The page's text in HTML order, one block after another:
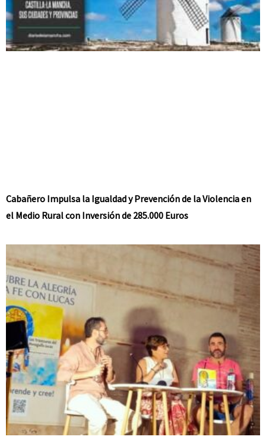
Cabañero Impulsa la Igualdad y Prevención de la Violencia en
el Medio Rural con Inversión de 285.000 Euros